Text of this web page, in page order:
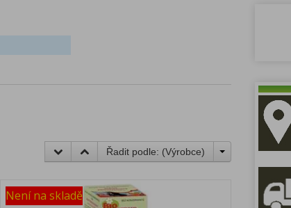
Řadit podle: (Výrobce)
Není na skladě